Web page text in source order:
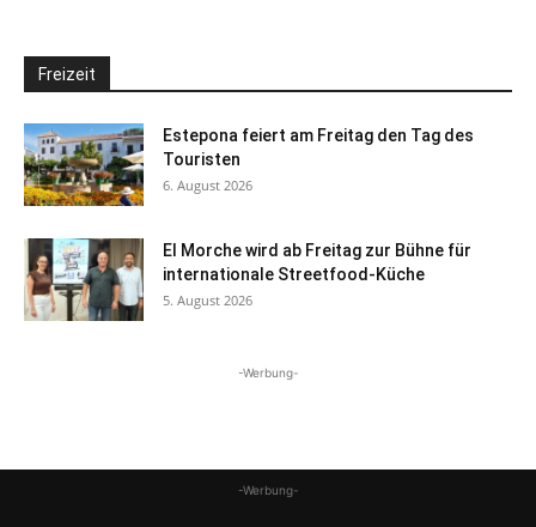
Freizeit
Estepona feiert am Freitag den Tag des
Touristen
6. August 2026
El Morche wird ab Freitag zur Bühne für
internationale Streetfood-Küche
5. August 2026
-Werbung-
-Werbung-